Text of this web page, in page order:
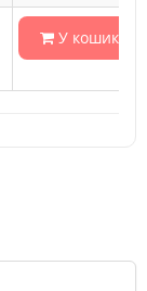
У кошик